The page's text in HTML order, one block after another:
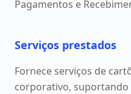
Pagamentos e
Serviços prestados
Fornece serviços de
corporativo,